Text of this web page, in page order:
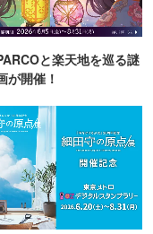
ト
にて、水族館限定の
計45店舗
デフォルメイラス
トランフェアを開
と楽天地を巡る謎
が開催！